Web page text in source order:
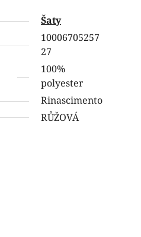
Šaty
10006705257
27
100%
polyester
Rinascimento
RŮŽOVÁ